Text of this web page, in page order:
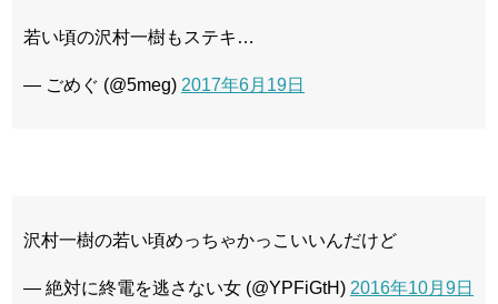
若い頃の沢村一樹もステキ…
— ごめぐ (@5meg) 2017年6月19日
沢村一樹の若い頃めっちゃかっこいいんだけど
— 絶対に終電を逃さない女 (@YPFiGtH) 2016年10月9日